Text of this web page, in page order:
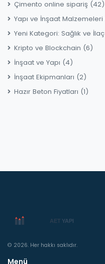
Çimento online sipariş (42)
Yapı ve İnşaat Malzemeleri
Yeni Kategori: Sağlık ve İlaç
Kripto ve Blockchain (6)
İnşaat ve Yapı (4)
İnşaat Ekipmanları (2)
Hazır Beton Fiyatları (1)
© 2026. Her hakkı saklıdır.
Menü